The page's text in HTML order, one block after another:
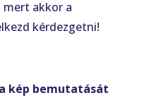
mert akkor a
kérdezgetni!
kép bemutatását